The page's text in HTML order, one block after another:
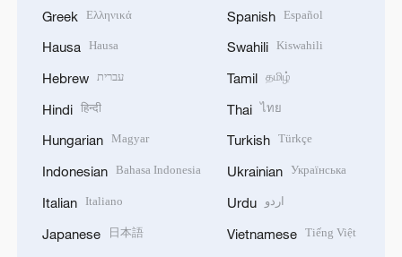
Greek Ελληνικά
Hausa Hausa
Hebrew עברית
Hindi हिन्दी
Hungarian Magyar
Indonesian Bahasa Indonesia
Italian Italiano
Japanese 日本語
Spanish Español
Swahili Kiswahili
Tamil தமிழ்
Thai ไทย
Turkish Türkçe
Ukrainian Українська
Urdu اردو
Vietnamese Tiếng Việt